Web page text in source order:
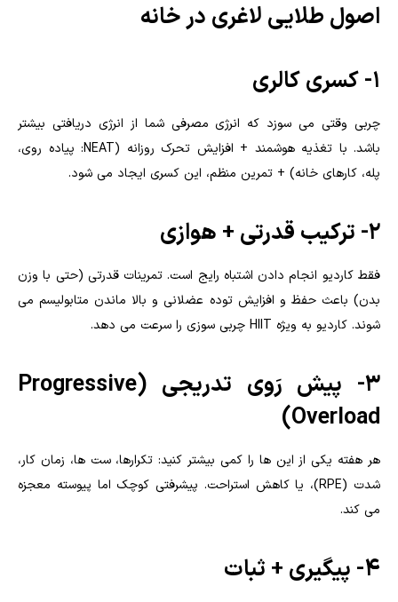
اصول طلایی لاغری در خانه
1- کسری کالری
چربی وقتی می سوزد که انرژی مصرفی شما از انرژی دریافتی بیشتر
باشد. با تغذیه هوشمند + افزایش تحرک روزانه (NEAT: پیاده روی،
پله، کارهای خانه) + تمرین منظم، این کسری ایجاد می شود.
2- ترکیب قدرتی + هوازی
فقط کاردیو انجام دادن اشتباه رایج است. تمرینات قدرتی (حتی با وزن
بدن) باعث حفظ و افزایش توده عضلانی و بالا ماندن متابولیسم می
شوند. کاردیو به ویژه HIIT چربی سوزی را سرعت می دهد.
3- پیش رَوی تدریجی (Progressive
Overload)
هر هفته یکی از این ها را کمی بیشتر کنید: تکرارها، ست ها، زمان کار،
شدت (RPE)، یا کاهش استراحت. پیشرفتی کوچک اما پیوسته معجزه
می کند.
4- پیگیری + ثبات